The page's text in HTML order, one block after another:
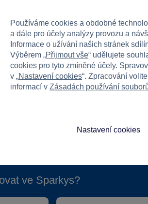
užívají kreativní a interaktivní hraní.
dobrodružstvím.
ale také rozvine její kreativitu!
.
ve Sparkys?
Používáme cookies a obdobné
a dále pro účely analýzy provozu a
Informace o užívání našich stránek
Výběrem „Přijmout vše“ udělujete
cookies pro tyto zmíněné účely.
v „Nastavení cookies“. Zpracování
informací v Zásadách používání
Nastavení cookies